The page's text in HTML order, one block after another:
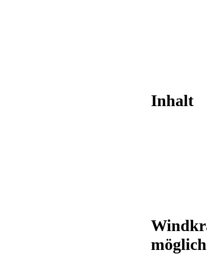
Inhalt
möglich